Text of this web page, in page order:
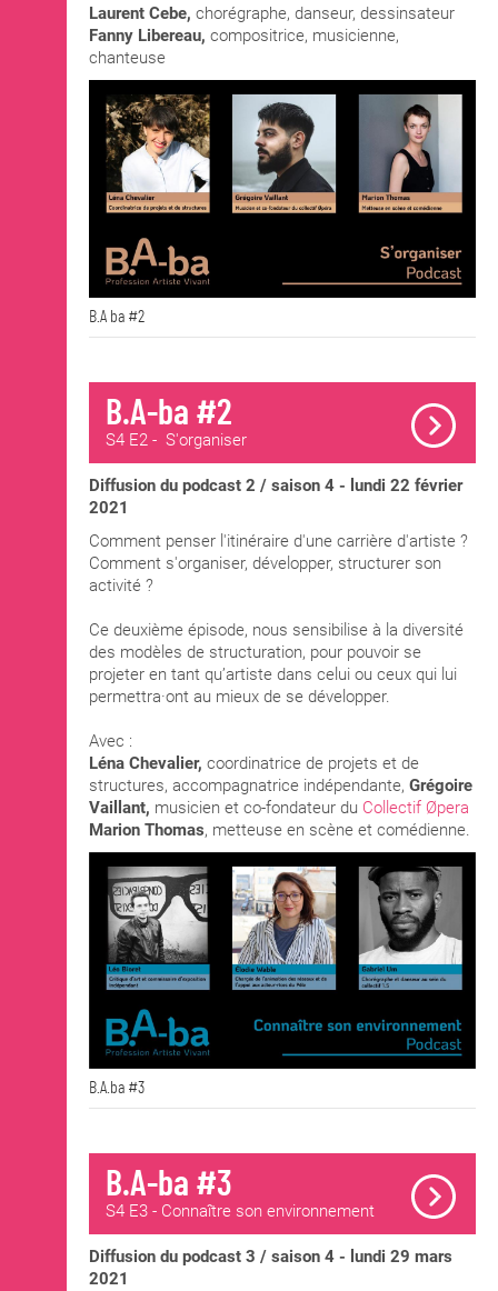
Laurent Cebe, chorégraphe, danseur, dessinsateur
Fanny Libereau, compositrice, musicienne,
chanteuse
B.A ba #2
B.A-ba #2
S4 E2 - S'organiser
Diffusion du podcast 2 / saison 4 - lundi 22 février
2021
Comment penser l'itinéraire d'une carrière d'artiste ?
Comment s'organiser, développer, structurer son
activité ?
Ce deuxième épisode, nous sensibilise à la diversité
des modèles de structuration, pour pouvoir se
projeter en tant qu’artiste dans celui ou ceux qui lui
permettra·ont au mieux de se développer.
Avec :
Léna Chevalier, coordinatrice de projets et de
structures, accompagnatrice indépendante, Grégoire
Vaillant, musicien et co-fondateur du Collectif Øpera
Marion Thomas, metteuse en scène et comédienne.
B.A.ba #3
B.A-ba #3
S4 E3 - Connaître son environnement
Diffusion du podcast 3 / saison 4 - lundi 29 mars
2021